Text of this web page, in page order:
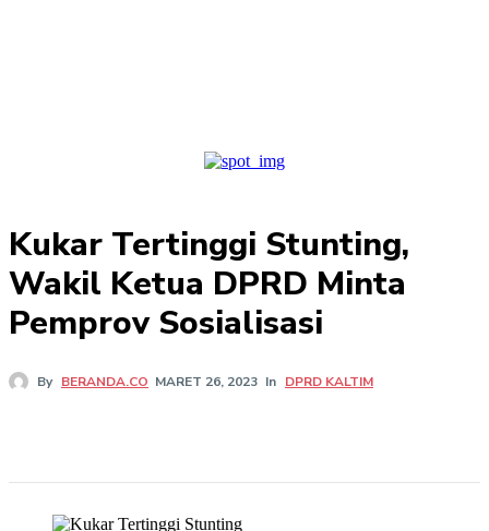
Kukar Tertinggi Stunting,
Wakil Ketua DPRD Minta
Pemprov Sosialisasi
By BERANDA.CO MARET 26, 2023 In DPRD KALTIM